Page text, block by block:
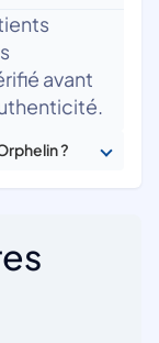
avant
?